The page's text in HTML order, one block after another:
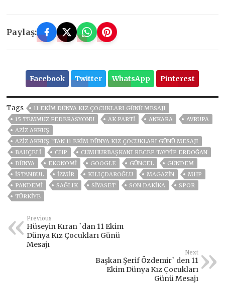
Paylaş:
Facebook Twitter WhatsApp Pinterest
Tags
11 EKIM DÜNYA KIZ ÇOCUKLARI GÜNÜ MESAJI
15 TEMMUZ FEDERASYONU
AK PARTİ ANKARA
AVRUPA
AZİZ AKKUŞ
AZIZ AKKUŞ `TAN 11 EKIM DÜNYA KIZ ÇOCUKLARI GÜNÜ MESAJI
BAHÇELİ
CHP
CUMHURBAŞKANI RECEP TAYYIP ERDOĞAN
DÜNYA
EKONOMİ GOOGLE GÜNCEL
GÜNDEM
ISTANBUL
İZMIR KILIÇDAROĞLU MAGAZİN
MHP
PANDEMİ
SAĞLIK SİYASET SON DAKIKA
SPOR
TÜRKİYE
Previous
Hüseyin Kıran `dan 11 Ekim
Dünya Kız Çocukları Günü
Mesajı
Next
Başkan Şerif Özdemir` den 11
Ekim Dünya Kız Çocukları
Günü Mesajı